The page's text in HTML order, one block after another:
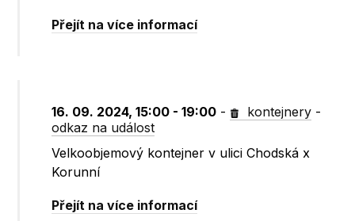
Přejít na více informací
16. 09. 2024, 15:00 - 19:00 - kontejnery -
odkaz na událost
Velkoobjemový kontejner v ulici Chodská x
Korunní
Přejít na více informací